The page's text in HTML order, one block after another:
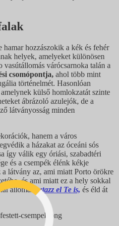
hamar hozzászokik a kék és fehér
helyek, amelyeket különösen
várócsarnoka talán a
csomópontja, ahol több mint
történelmét. Hasonlóan
külső homlokzatát szinte
ábrázoló azulejók, de a
látványosság minden
hanem a város
a házakat az óceáni sós
így válik egy óriási, szabadtéri
és a csempék élénk kékje
látvány az, ami miatt Porto örökre
és ami miatt ez a hely sokkal
állomás:utazz el Te is, és éld át